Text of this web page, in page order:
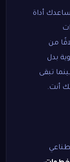
أداة
من
بدل
تبقى
أنت.